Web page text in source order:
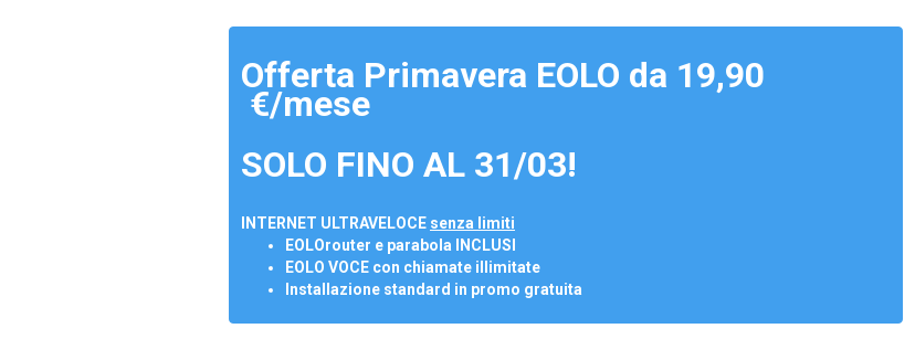
Offerta Primavera EOLO da 19,90
€/mese
SOLO FINO AL 31/03!
INTERNET ULTRAVELOCE senza limiti
EOLOrouter e parabola INCLUSI
EOLO VOCE con chiamate illimitate
Installazione standard in promo gratuita